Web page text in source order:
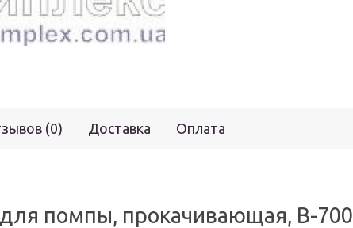
(0) Доставка Оплата
помпы, прокачивающая, В-700